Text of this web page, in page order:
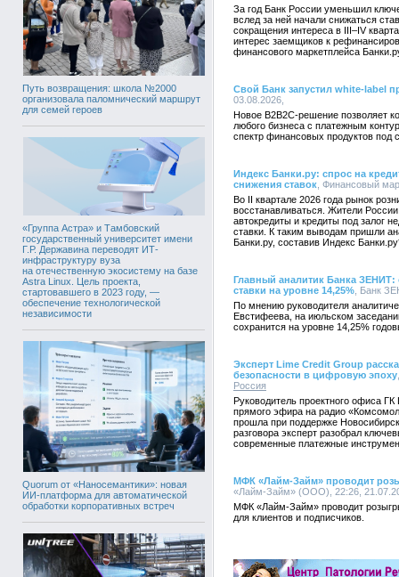
Путь возвращения: школа №2000
организовала паломнический маршрут
для семей героев
«Группа Астра» и Тамбовский
государственный университет имени
Г.Р. Державина переводят ИТ-
инфраструктуру вуза
на отечественную экосистему на базе
Astra Linux. Цель проекта,
стартовавшего в 2023 году, —
обеспечение технологической
независимости
Quorum от «Наносемантики»: новая
ИИ-платформа для автоматической
обработки корпоративных встреч
За год Банк России уменьшил
вслед за ней начали снижаться
сокращения интереса в III–IV
интерес заемщиков к
финансового маркетплейса
Свой Банк запустил white-label
03.08.2026,
Новое B2B2C-решение позволяет
любого бизнеса с платежным
спектр финансовых продуктов под
Индекс Банки.ру: спрос на
снижения ставок , Финансовый
Во II квартале 2026 года рынок
восстанавливаться. Жители
автокредиты и кредиты под залог
ставки. К таким выводам пришли
Банки.ру, составив Индекс
Главный аналитик Банка
ставки на уровне 14,25% , Банк
По мнению руководителя
Евстифеева, на июльском
сохранится на уровне 14,25%
Эксперт Lime Credit Group
безопасности в цифровую эпоху
Россия
Руководитель проектного офиса
прямого эфира на радио
прошла при поддержке
разговора эксперт разобрал
современные платежные
МФК «Лайм-Займ» проводит
«Лайм-Займ» (ООО), 22:26,
МФК «Лайм-Займ» проводит
для клиентов и подписчиков.